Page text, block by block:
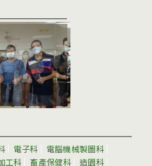
電子科
電腦機械製圖科
工科 畜產保健科 造園科